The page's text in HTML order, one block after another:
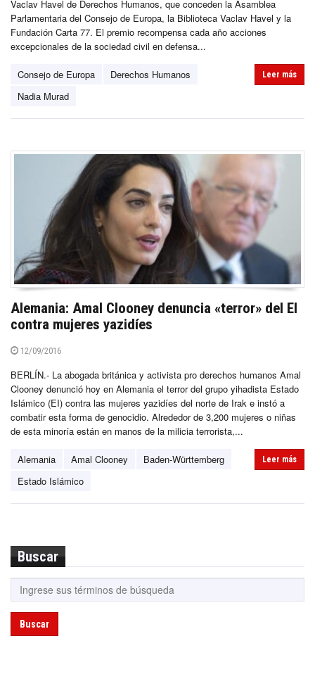
Vaclav Havel de Derechos Humanos, que conceden la Asamblea
Parlamentaria del Consejo de Europa, la Biblioteca Vaclav Havel y la
Fundación Carta 77. El premio recompensa cada año acciones
excepcionales de la sociedad civil en defensa...
Consejo de Europa
Derechos Humanos
Nadia Murad
Leer más
Alemania: Amal Clooney denuncia «terror» del EI
contra mujeres yazidíes
12/09/2016
BERLÍN.- La abogada británica y activista pro derechos humanos Amal
Clooney denunció hoy en Alemania el terror del grupo yihadista Estado
Islámico (EI) contra las mujeres yazidíes del norte de Irak e instó a
combatir esta forma de genocidio. Alrededor de 3,200 mujeres o niñas
de esta minoría están en manos de la milicia terrorista,...
Alemania Amal Clooney
Baden-Württemberg
Estado Islámico
Leer más
Buscar
Buscar